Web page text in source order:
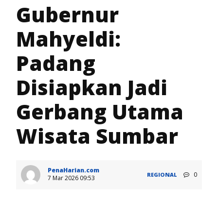
Gubernur
Mahyeldi:
Padang
Disiapkan Jadi
Gerbang Utama
Wisata Sumbar
PenaHarian.com
7 Mar 2026 09:53
REGIONAL 0